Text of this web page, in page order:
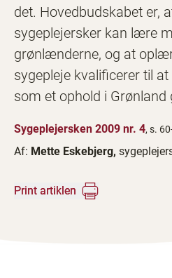
det. Hovedbudskabet er,
sygeplejersker kan lære
grønlænderne, og at
sygepleje kvalificerer til
som et ophold i Grønland
Sygeplejersken 2009 nr. 4, s.
Af: Mette Eskebjerg,
Print artiklen